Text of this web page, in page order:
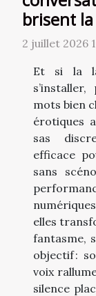
brisent
2 juillet 2026
Et si la
mots bien
érotiques
sas
efficace
sans
elles
fantasme,
objectif :
voix
silence